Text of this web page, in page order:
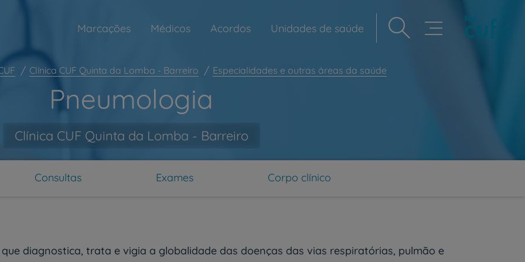
Navegação
Marcações Médicos Acordos Unidades de saúde
Clínica CUF Quinta da Lomba - Barreiro Especialidades e outras áreas da saúde
Pneumologia
Clínica CUF Quinta da Lomba - Barreiro
Consultas Exames Corpo clínico
diagnostica, trata e vigia a globalidade das doenças das vias respiratórias, pulmão e